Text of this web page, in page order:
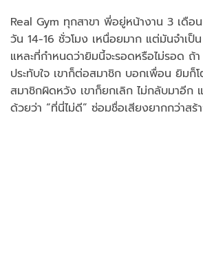
Real Gym ทุกสาขา พี่อยู่หน้างาน 3 เดือ
วัน 14-16 ชั่วโมง เหนื่อยมาก แต่มันจำเป็
แหละที่กำหนดว่ายิมนี้จะรอดหรือไม่รอด ถ้
ประทับใจ เขาก็ต่อสมาชิก บอกเพื่อน ยิมก็
สมาชิกผิดหวัง เขาก็ยกเลิก ไม่กลับมาอีก
ด้วยว่า “ที่นี่ไม่ดี” ซ่อมชื่อเสียงยากกว่าสร้า